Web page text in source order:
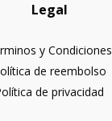
Legal
y Condiciones
de reembolso
de privacidad